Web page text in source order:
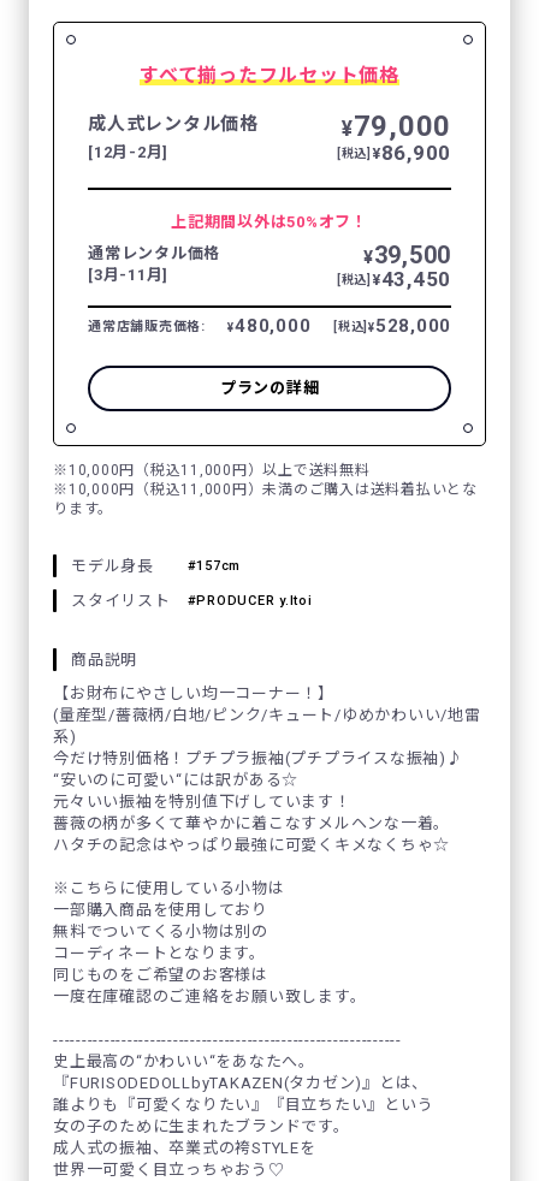
すべて揃ったフルセット価格
成人式レンタル価格
[12月-2月]
¥79,000
[税込] ¥86,900
上記期間以外は50%オフ！
通常レンタル価格
[3月-11月]
¥39,500
[税込] ¥43,450
通常店舗販売価格: ¥480,000 [税込] ¥528,000
プランの詳細
※10,000円（税込11,000円）以上で送料無料
※10,000円（税込11,000円）未満のご購入は送料着払いとな
ります。
モデル身長 157cm
スタイリスト PRODUCER y.Itoi
商品説明
【お財布にやさしい均一コーナー！】
(量産型/薔薇柄/白地/ピンク/キュート/ゆめかわいい/地雷
系)
今だけ特別価格！プチプラ振袖(プチプライスな振袖)♪
“安いのに可愛い“には訳がある☆
元々いい振袖を特別値下げしています！
薔薇の柄が多くて華やかに着こなすメルヘンな一着。
ハタチの記念はやっぱり最強に可愛くキメなくちゃ☆
※こちらに使用している小物は
一部購入商品を使用しており
無料でついてくる小物は別の
コーディネートとなります。
同じものをご希望のお客様は
一度在庫確認のご連絡をお願い致します。
-------------------------------------------------------------
史上最高の“かわいい“をあなたへ。
『FURISODEDOLLbyTAKAZEN(タカゼン)』とは、
誰よりも『可愛くなりたい』『目立ちたい』という
女の子のために生まれたブランドです。
成人式の振袖、卒業式の袴STYLEを
世界一可愛く目立っちゃおう♡